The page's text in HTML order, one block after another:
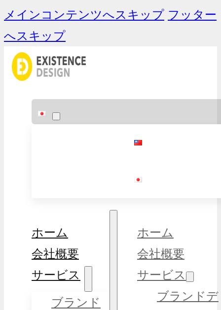
メインコンテンツへスキップ フッター
へスキップ
ホーム
会社概要
サービス
ブランド
ホーム
会社概要
サービス
ブランドデ